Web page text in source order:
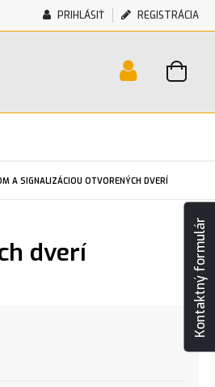
PRIHLÁSIŤ REGISTRÁCIA
A SIGNALIZÁCIOU OTVORENÝCH DVERÍ
dverí Kontaktný formulár